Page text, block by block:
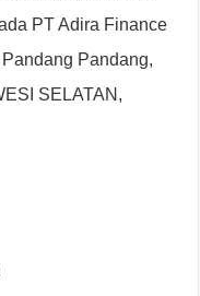
PT Adira Finance
Pandang,
SELATAN,